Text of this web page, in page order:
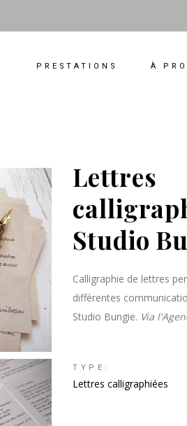
PRESTATIONS À
Lettres
Studio
Calligraphie de lettres
différentes
Studio Bungie. Via
TYPE:
Lettres calligraphiées